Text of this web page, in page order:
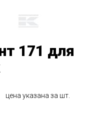
171 для
цена указана за шт.